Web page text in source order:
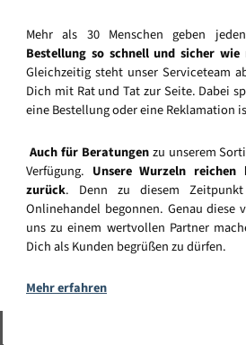
Mehr als 30 Menschen geben
Bestellung so schnell und sicher
Gleichzeitig steht unser Serviceteam
Dich mit Rat und Tat zur Seite. Dabei
eine Bestellung oder eine Reklamation
Auch für Beratungenzu unserem
Verfügung. Unsere Wurzeln
zurück. Denn zu diesem
Onlinehandel begonnen. Genau diese
uns zu einem wertvollen Partner
Dich als Kunden begrüßen zu dürfen.
Mehr erfahren